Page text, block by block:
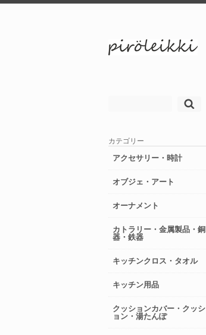
カテゴリー
アクセサリー・時計
オブジェ・アート
オーナメント
カトラリー・金属製品・銅
器・鉄器
キッチンクロス・タオル
キッチン用品
クッションカバー・クッシ
ョン・湯たんぽ